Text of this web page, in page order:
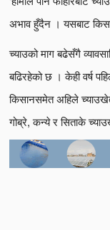
अभाव हुँदैन । यसबाट
च्याउको माग बढेसँगै
बढिरहेको छ । केही वर्ष
किसानसमेत अहिले
गोब्रे, कन्ये र सिताके